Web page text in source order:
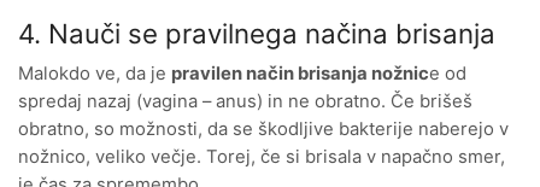
4. Nauči se pravilnega načina brisanja
Malokdo ve, da je pravilen način brisanja nožnice od
spredaj nazaj (vagina – anus) in ne obratno. Če brišeš
obratno, so možnosti, da se škodljive bakterije naberejo v
nožnico, veliko večje. Torej, če si brisala v napačno smer,